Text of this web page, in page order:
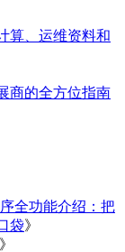
算、运维资料和
商的全方位指南
全功能介绍：把
袋》
》